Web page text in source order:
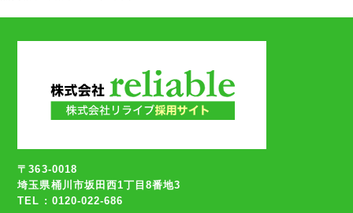
〒363-0018
埼玉県桶川市坂田西1丁目8番地3
TEL : 0120-022-686